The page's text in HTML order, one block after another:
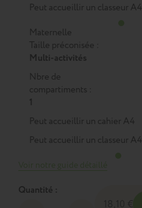
Peut accueillir un classeur A4
Maternelle
Taille préconisée :
Multi-activités
Nbre de
compartiments :
1
Peut accueillir un cahier A4
Peut accueillir un classeur A4
Quantité :